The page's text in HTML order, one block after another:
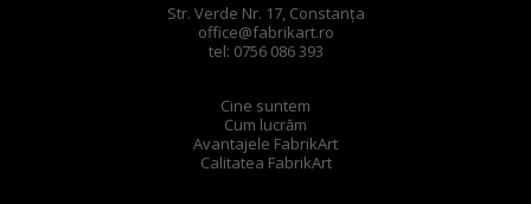
Str. Verde Nr. 17, Constanța
office@fabrikart.ro
tel: 0756 086 393
Cine suntem
Cum lucrăm
Avantajele FabrikArt
Calitatea FabrikArt